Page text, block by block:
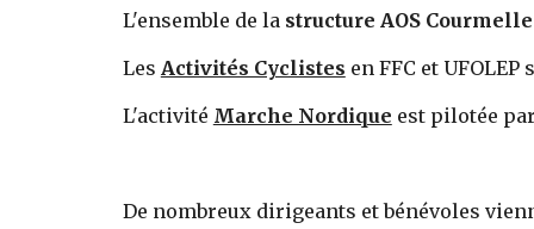
L'ensemble de la structure AOS
Les Activités Cyclistes en FFC et
L'activité Marche Nordique est pilotée
De nombreux dirigeants et bénévoles